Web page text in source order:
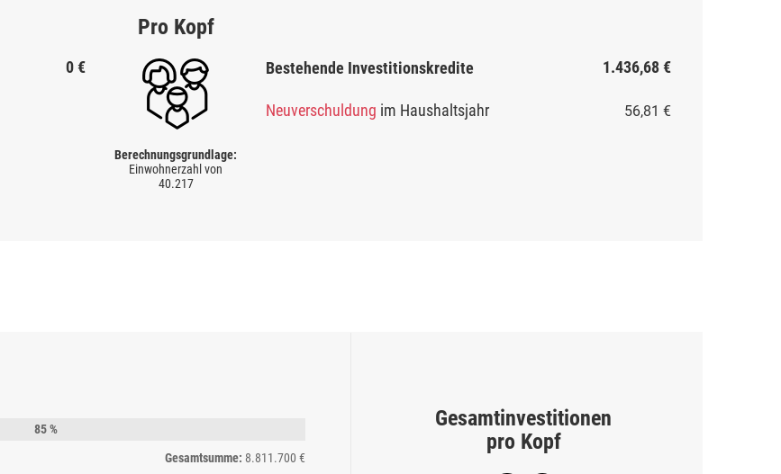
Pro Kopf
0 € Bestehende Investitionskredite 1.436,68 €
Neuverschuldung im Haushaltsjahr 56,81 €
Berechnungsgrundlage:
Einwohnerzahl von
40.217
85 %
Gesamtsumme: 8.811.700 €
Gesamtinvestitionen
pro Kopf